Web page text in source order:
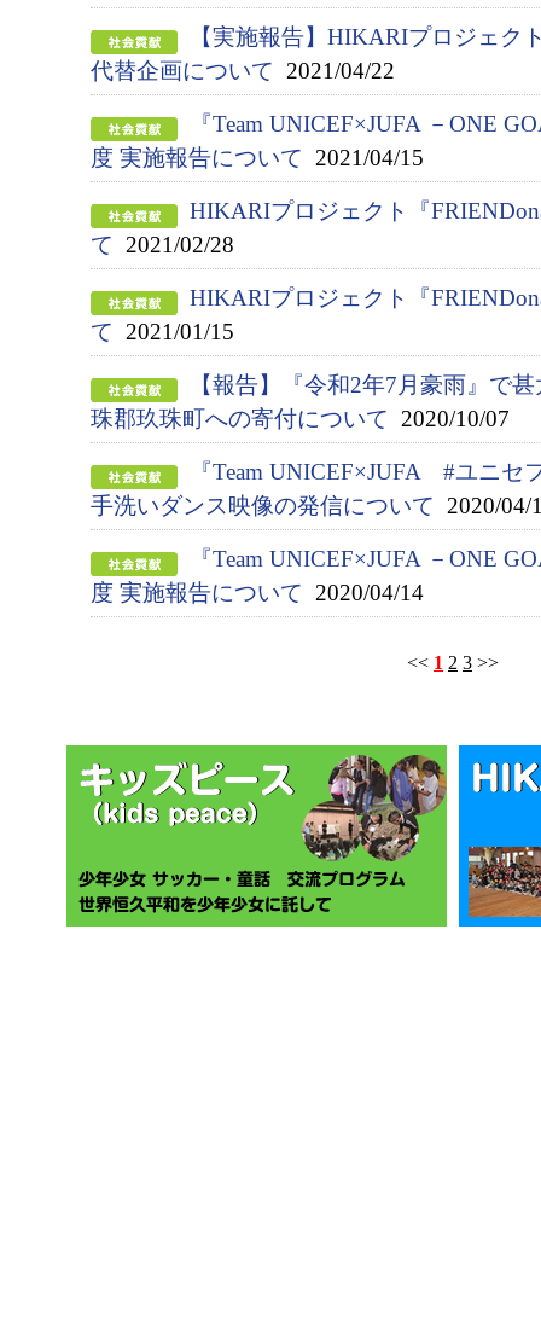
【実施報告】HIKARIプロジェク
代替企画について 2021/04/22
『Team UNICEF×JUFA －ONE
度 実施報告について 2021/04/15
HIKARIプロジェクト『
て 2021/02/28
HIKARIプロジェクト『
て 2021/01/15
【報告】『令和2年7月豪雨』で
珠郡玖珠町への寄付について 2020/10/07
『Team UNICEF×JUFA #ユニセ
手洗いダンス映像の発信について 2020/04/
『Team UNICEF×JUFA －ONE
度 実施報告について 2020/04/14
<< 1 2 3 >>